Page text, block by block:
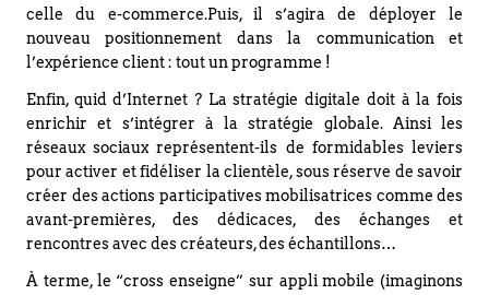
celle du e-commerce.Puis, il s’agira de déployer le
nouveau positionnement dans la communication et
l’expérience client : tout un programme !
Enfin, quid d’Internet ? La stratégie digitale doit à la fois
enrichir et s’intégrer à la stratégie globale. Ainsi les
réseaux sociaux représentent-ils de formidables leviers
pour activer et fidéliser la clientèle, sous réserve de savoir
créer des actions participatives mobilisatrices comme des
avant-premières, des dédicaces, des échanges et
rencontres avec des créateurs, des échantillons…
À terme, le “cross enseigne” sur appli mobile (imaginons